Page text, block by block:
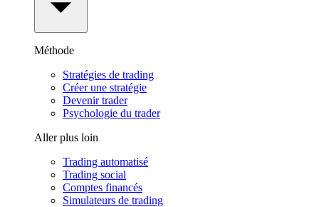
Méthode
Stratégies de trading
Créer une stratégie
Devenir trader
Psychologie du trader
Aller plus loin
Trading automatisé
Trading social
Comptes financés
Simulateurs de trading